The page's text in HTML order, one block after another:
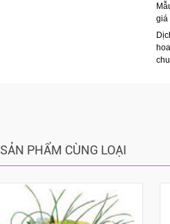
giá
SẢN PHẨM CÙNG LOẠI